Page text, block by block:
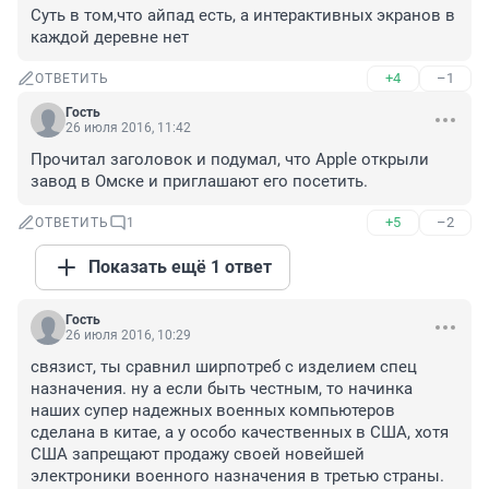
Суть в том,что айпад есть, а интерактивных экранов в
каждой деревне нет
ОТВЕТИТЬ +4 –1
Гость
26 июля 2016, 11:42
Прочитал заголовок и подумал, что Apple открыли
завод в Омске и приглашают его посетить.
ОТВЕТИТЬ 1 +5 –2
Показать ещё 1 ответ
Гость
26 июля 2016, 10:29
связист, ты сравнил ширпотреб с изделием спец
назначения. ну а если быть честным, то начинка
наших супер надежных военных компьютеров
сделана в китае, а у особо качественных в США, хотя
США запрещают продажу своей новейшей
электроники военного назначения в третью страны.